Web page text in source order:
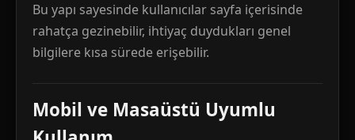
Bu yapı sayesinde kullanıcılar sayfa içerisinde
rahatça gezinebilir, ihtiyaç duydukları genel
bilgilere kısa sürede erişebilir.
Mobil ve Masaüstü Uyumlu